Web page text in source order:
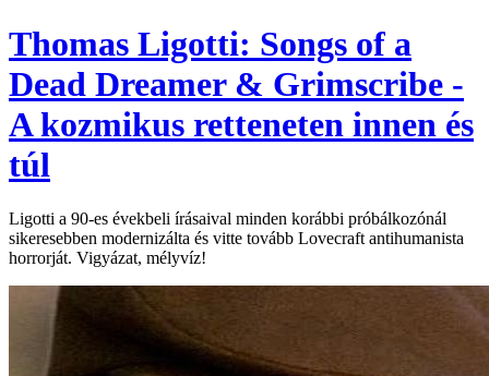
Thomas Ligotti: Songs of a
Dead Dreamer & Grimscribe -
A kozmikus retteneten innen és
túl
Ligotti a 90-es évekbeli írásaival minden korábbi próbálkozónál
sikeresebben modernizálta és vitte tovább Lovecraft antihumanista
horrorját. Vigyázat, mélyvíz!